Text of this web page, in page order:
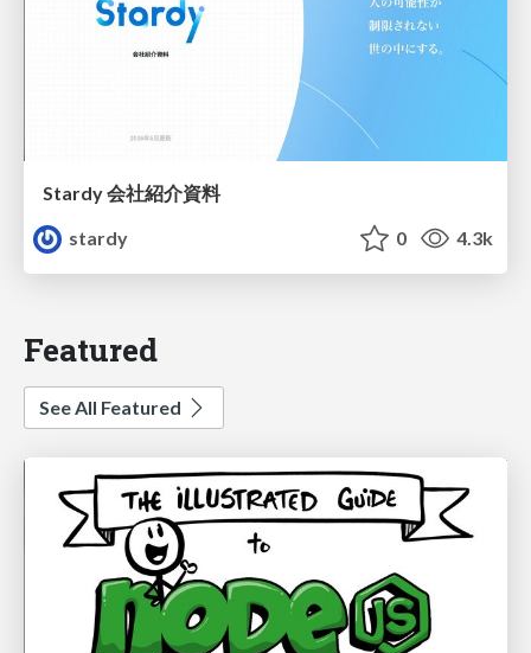
Stardy 会社紹介資料
stardy
0 4.3k
Featured
See All Featured